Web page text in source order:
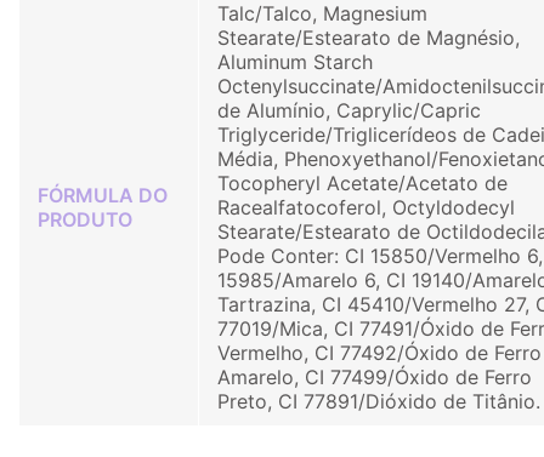
FÓRMULA DO
PRODUTO
Talc/Talco, Magnesium
Stearate/Estearato de Magnésio,
Aluminum Starch
Octenylsuccinate/
de Alumínio, Caprylic/Capric
Triglyceride/Triglicerídeos de
Média, Phenoxyethanol/
Tocopheryl Acetate/Acetato de
Racealfatocoferol, Octyldodecyl
Stearate/Estearato de
Pode Conter: CI 15850/Vermelho
15985/Amarelo 6, CI 19140/
Tartrazina, CI 45410/Vermelho 27,
77019/Mica, CI 77491/Óxido de
Vermelho, CI 77492/Óxido de Ferro
Amarelo, CI 77499/Óxido de Ferro
Preto, CI 77891/Dióxido de Titânio.